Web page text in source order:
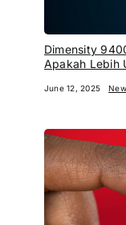
Dimensity
Apakah Lebih
June 12, 2025